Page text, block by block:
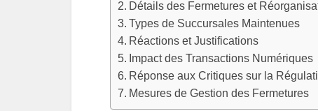
Détails des Fermetures et
Types de Succursales Maintenues
Réactions et Justifications
Impact des Transactions Numériques
Réponse aux Critiques sur la
Mesures de Gestion des Fermetures